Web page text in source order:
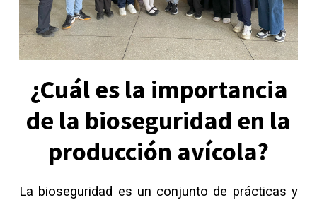
¿Cuál es la importancia
de la bioseguridad en la
producción avícola?
La bioseguridad es un conjunto de prácticas y